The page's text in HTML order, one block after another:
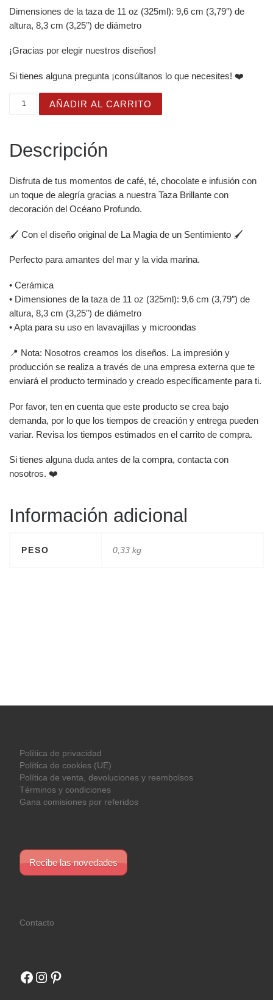
Dimensiones de la taza de 11 oz (325ml): 9,6 cm (3,79″) de
altura, 8,3 cm (3,25″) de diámetro
¡Gracias por elegir nuestros diseños!
Si tienes alguna pregunta ¡consúltanos lo que necesites! ❤️
Taza Brillante con Bonita Medusa Rosa y Sombrero Azul
AÑADIR AL CARRITO
Descripción
Disfruta de tus momentos de café, té, chocolate e infusión con
un toque de alegría gracias a nuestra Taza Brillante con
decoración del Océano Profundo.
🖌️ Con el diseño original de La Magia de un Sentimiento 🖌️
Perfecto para amantes del mar y la vida marina.
• Cerámica
• Dimensiones de la taza de 11 oz (325ml): 9,6 cm (3,79″) de
altura, 8,3 cm (3,25″) de diámetro
• Apta para su uso en lavavajillas y microondas
📍 Nota: Nosotros creamos los diseños. La impresión y
producción se realiza a través de una empresa externa que te
enviará el producto terminado y creado específicamente para ti.
Por favor, ten en cuenta que este producto se crea bajo
demanda, por lo que los tiempos de creación y entrega pueden
variar. Revisa los tiempos estimados en el carrito de compra.
Si tienes alguna duda antes de la compra, contacta con
nosotros. ❤️
Información adicional
PESO 0,33 kg
Política de privacidad
Política de cookies (UE)
Política de venta, devoluciones y reembolsos
Términos y condiciones
Gana comisiones por referidos
Recibe las novedades
Contacto
Facebook
Instagram
Pinterest